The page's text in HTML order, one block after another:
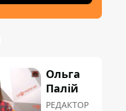
Ольга
Палій
РЕДАКТОР